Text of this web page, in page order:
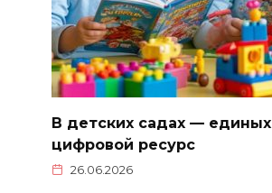
В детских садах — единых
цифровой ресурс
26.06.2026